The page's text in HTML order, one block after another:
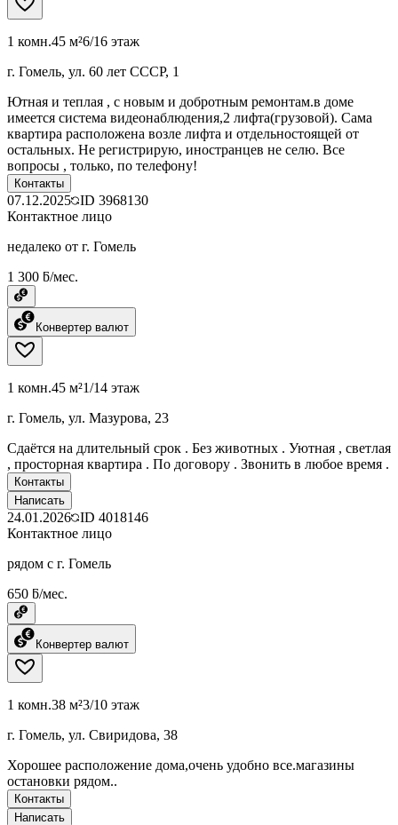
1 комн.45 м²6/16 этаж
г. Гомель, ул. 60 лет СССР, 1
Ютная и теплая , с новым и добротным ремонтам.в доме
имеется система видеонаблюдения,2 лифта(грузовой). Сама
квартира расположена возле лифта и отдельностоящей от
остальных. Не регистрирую, иностранцев не селю. Все
вопросы , только, по телефону!
Контакты
07.12.2025 ID 3968130
Контактное лицо
недалеко от г. Гомель
1 300 ƃ/мес.
Конвертер валют
1 комн.45 м²1/14 этаж
г. Гомель, ул. Мазурова, 23
Сдаётся на длительный срок . Без животных . Уютная , светлая
, просторная квартира . По договору . Звонить в любое время .
Контакты
Написать
24.01.2026 ID 4018146
Контактное лицо
рядом с г. Гомель
650 ƃ/мес.
Конвертер валют
1 комн.38 м²3/10 этаж
г. Гомель, ул. Свиридова, 38
Хорошее расположение дома,очень удобно все.магазины
остановки рядом..
Контакты
Написать